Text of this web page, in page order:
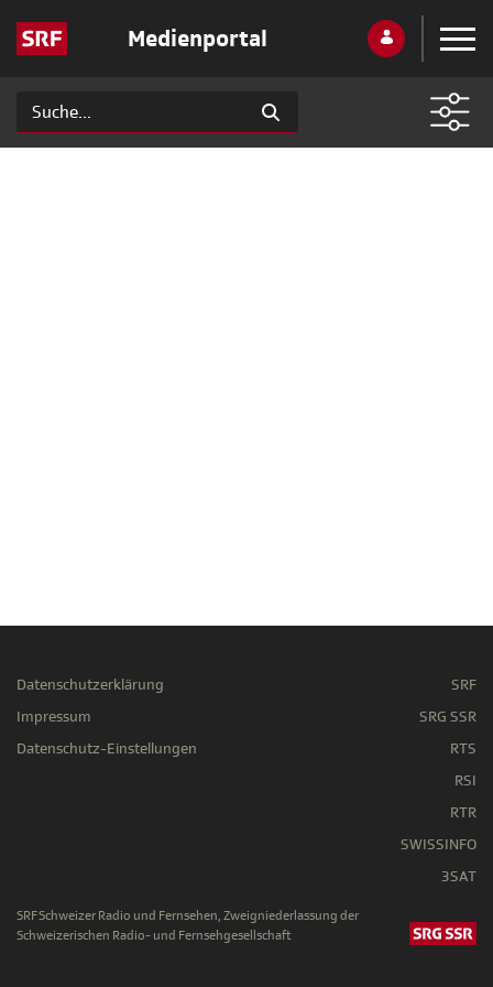
Medienportal
Datenschutzerklärung
Impressum
Datenschutz-Einstellungen
SRF
SRG SSR
RTS
RSI
RTR
SWISSINFO
3SAT
SRF Schweizer Radio und Fernsehen, Zweigniederlassung der
Schweizerischen Radio- und Fernsehgesellschaft